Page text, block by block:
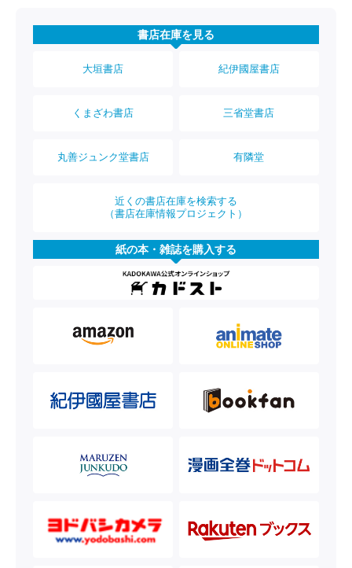
書店在庫を見る
大垣書店 紀伊國屋書店
くまざわ書店 三省堂書店
丸善ジュンク堂書店 有隣堂
近くの書店在庫を検索する
（書店在庫情報プロジェクト）
紙の本・雑誌を購入する